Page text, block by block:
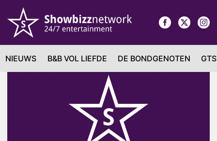
NIEUWS B&B VOL LIEFDE DE BONDGENOTEN